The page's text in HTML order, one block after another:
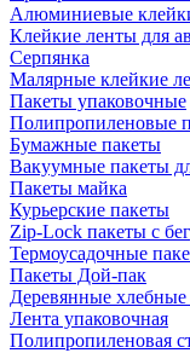
Алюминиевые
Клейкие ленты для
Серпянка
Малярные клейкие
Пакеты упаковочные
Полипропиленовые
Бумажные пакеты
Вакуумные пакеты
Пакеты майка
Курьерские пакеты
Zip-Lock пакеты с
Термоусадочные
Пакеты Дой-пак
Деревянные хлебные
Лента упаковочная
Полипропиленовая